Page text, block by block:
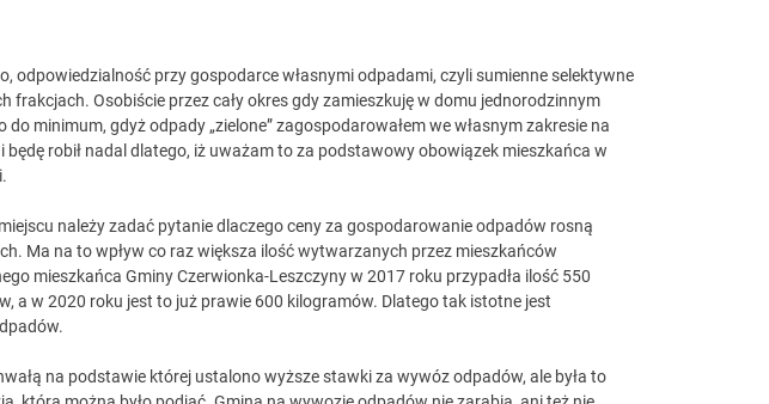
zacząć mówić o rozwiązaniach
odpowiedzialność przy gospodarce własnymi odpadami, czyli sumienne selektywne
frakcjach. Osobiście przez cały okres gdy zamieszkuję w domu jednorodzinnym
minimum, gdyż odpady „zielone” zagospodarowałem we własnym zakresie na
będę robił nadal dlatego, iż uważam to za podstawowy obowiązek mieszkańca w
należy zadać pytanie dlaczego ceny za gospodarowanie odpadów rosną
Ma na to wpływ co raz większa ilość wytwarzanych przez mieszkańców
mieszkańca Gminy Czerwionka-Leszczyny w 2017 roku przypadła ilość 550
a w 2020 roku jest to już prawie 600 kilogramów. Dlatego tak istotne jest
na podstawie której ustalono wyższe stawki za wywóz odpadów, ale była to